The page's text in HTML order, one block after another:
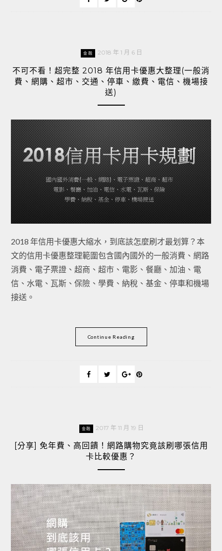
金融 2018 年 1 月 6 日
不可不看！超完整 2018 年信用卡優惠大整理(一般消
費、網購、超市、交通、停車、繳費、電信、機場接
送)
2018 年信用卡優惠大縮水，到底該怎麼刷才最划算？本
文的信用卡優惠整理範圍包含國內國外的一般消費、網路
消費、電子票證、超商、超市、電影、餐廳、加油、電
信、水電、瓦斯、保險、學費、納稅、基金、停車和機場
接送。
Continue Reading
金融 2017 年 11 月 19 日
[分享] 免年費、高回饋！網路購物究竟該刷哪張信用
卡比較優惠？